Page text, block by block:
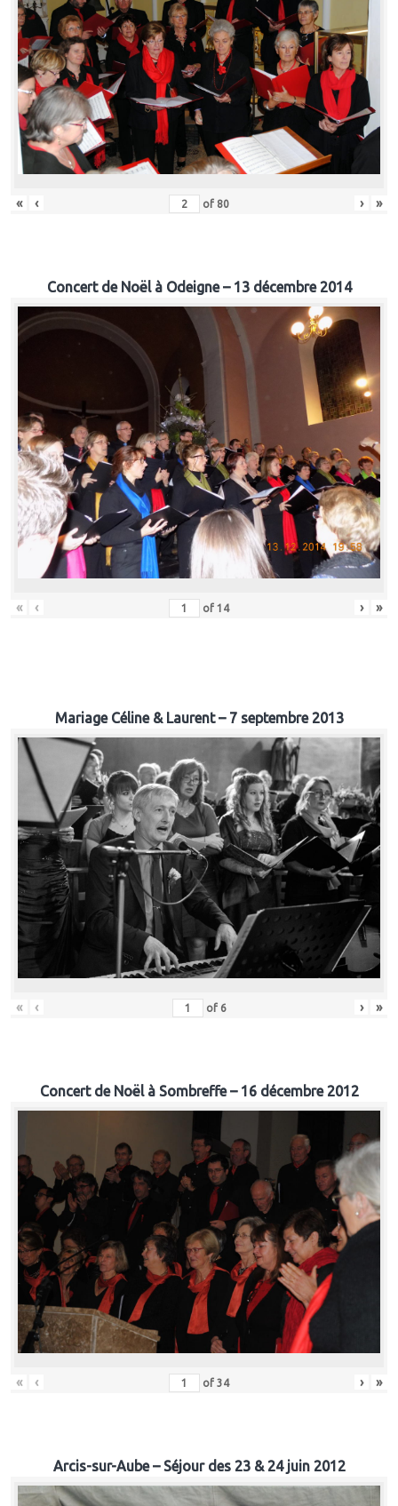
« ‹ of 80 › »
Concert de Noël à Odeigne – 13 décembre 2014
« ‹ of 14 › »
Mariage Céline & Laurent – 7 septembre 2013
« ‹ of 6 › »
Concert de Noël à Sombreffe – 16 décembre 2012
« ‹ of 34 › »
Arcis-sur-Aube – Séjour des 23 & 24 juin 2012